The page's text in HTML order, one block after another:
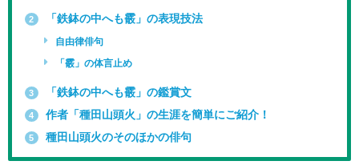
2 「鉄鉢の中へも霰」の表現技法
自由律俳句
「霰」の体言止め
3 「鉄鉢の中へも霰」の鑑賞文
4 作者「種田山頭火」の生涯を簡単にご紹介！
5 種田山頭火のそのほかの俳句